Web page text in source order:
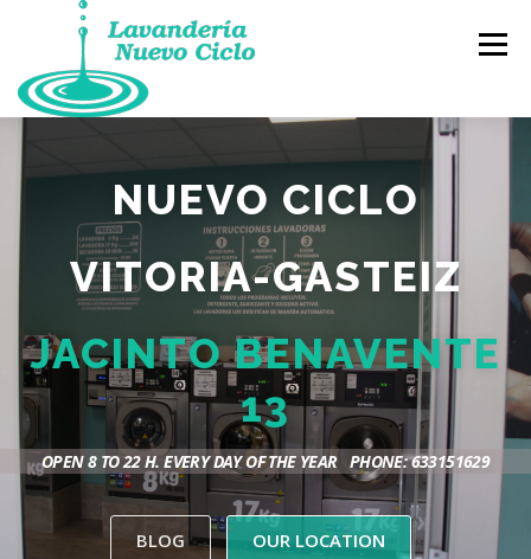
Menu
SOLICITUD DE FACTURA
PUNTO DE INTERCAMBIO DE LIBROS, GRATIS
INSTRUCTIONS OUR LOCATION
NUEVO CICLO
VITORIA-GASTEIZ
JACINTO BENAVENTE
13
OPEN 8 TO 22 H. EVERY DAY OF THE YEAR PHONE: 633151629
BLOG OUR LOCATION